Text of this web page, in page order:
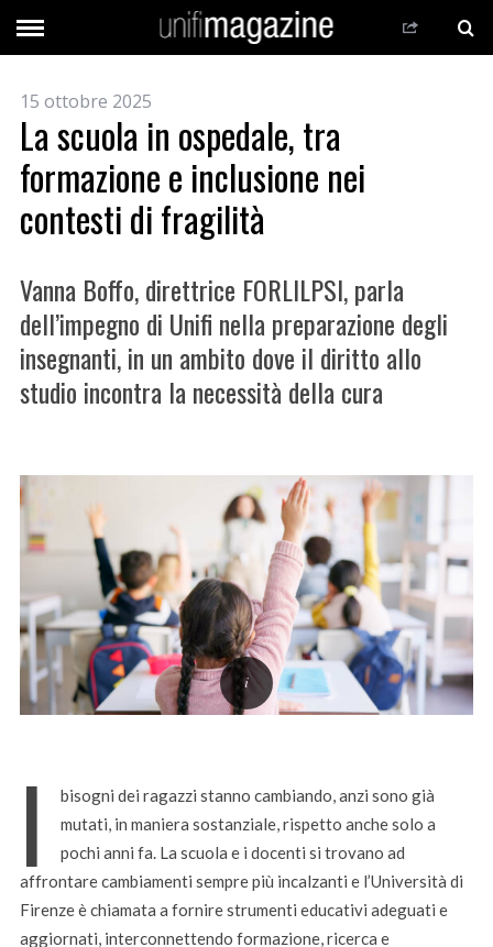
15 ottobre 2025
La scuola in ospedale, tra
formazione e inclusione nei
contesti di fragilità
Vanna Boffo, direttrice FORLILPSI, parla
dell’impegno di Unifi nella preparazione degli
insegnanti, in un ambito dove il diritto allo
studio incontra la necessità della cura
I
bisogni dei ragazzi stanno cambiando, anzi sono già
mutati, in maniera sostanziale, rispetto anche solo a
pochi anni fa. La scuola e i docenti si trovano ad
affrontare cambiamenti sempre più incalzanti e l’Università di
Firenze è chiamata a fornire strumenti educativi adeguati e
aggiornati, interconnettendo formazione, ricerca e